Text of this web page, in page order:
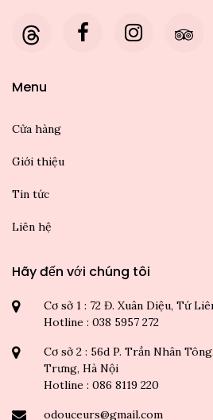
Menu
Cửa hàng
Giới thiệu
Tin tức
Liên hệ
Hãy đến với chúng tôi
Cơ sở 1 : 72 Đ. Xuân Diệu, Tứ
Hotline : 038 5957 272
Cơ sở 2 : 56d P. Trần Nhân
Trưng, Hà Nội
Hotline : 086 8119 220
odouceurs@gmail.com